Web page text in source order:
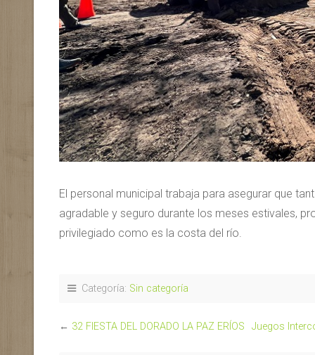
El personal municipal trabaja para asegurar que
agradable y seguro durante los meses estivales,
privilegiado como es la costa del río.
Categoría: Sin categoría
← 32 FIESTA DEL DORADO LA PAZ ERÍOS Juegos